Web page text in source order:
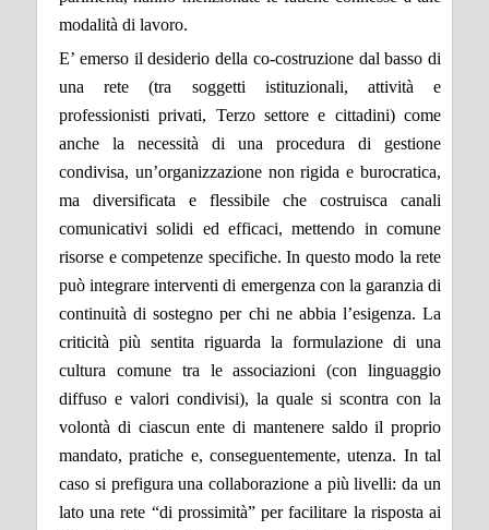
modalità di lavoro.
E’ emerso il desiderio della co-costruzione dal basso di
una rete (tra soggetti istituzionali, attività e
professionisti privati, Terzo settore e cittadini) come
anche la necessità di una procedura di gestione
condivisa, un’organizzazione non rigida e burocratica,
ma diversificata e flessibile che costruisca canali
comunicativi solidi ed efficaci, mettendo in comune
risorse e competenze specifiche. In questo modo la rete
può integrare interventi di emergenza con la garanzia di
continuità di sostegno per chi ne abbia l’esigenza. La
criticità più sentita riguarda la formulazione di una
cultura comune tra le associazioni (con linguaggio
diffuso e valori condivisi), la quale si scontra con la
volontà di ciascun ente di mantenere saldo il proprio
mandato, pratiche e, conseguentemente, utenza. In tal
caso si prefigura una collaborazione a più livelli: da un
lato una rete “di prossimità” per facilitare la risposta ai